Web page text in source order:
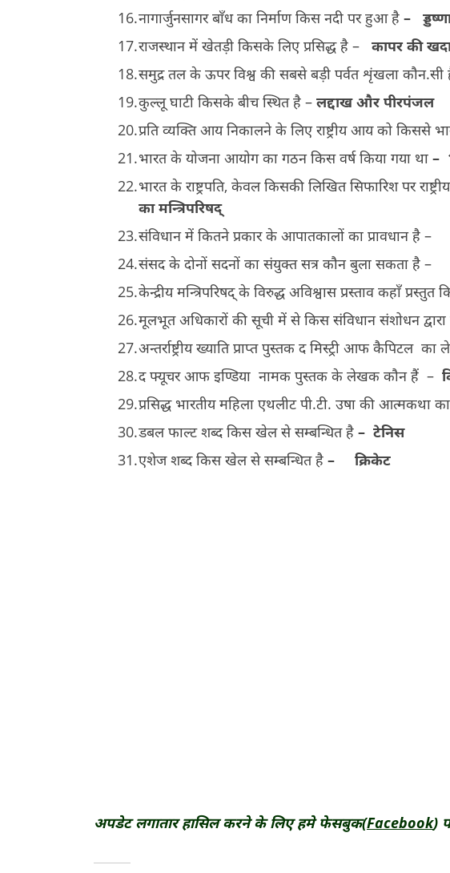
नागार्जुनसागर बाँध का निर्माण किस नदी पर हुआ है –
राजस्थान में खेतड़ी किसके लिए प्रसिद्ध है –
कापर की
समुद्र तल के ऊपर विश्व की सबसे बड़ी पर्वत शृंखला कौन.सी
कुल्लू घाटी किसके बीच स्थित है – लद्दाख और पीरपंजल
प्रति व्यक्ति आय निकालने के लिए राष्ट्रीय आय को किससे
भारत के योजना आयोग का गठन किस वर्ष किया गया था –
भारत के राष्ट्रपति, केवल किसकी लिखित सिफारिश पर
का मन्त्रिपरिषद्
संविधान में कितने प्रकार के आपातकालों का प्रावधान है –
संसद के दोनों सदनों का संयुक्त सत्र कौन बुला सकता है –
केन्द्रीय मन्त्रिपरिषद् के विरुद्ध अविश्वास प्रस्ताव कहाँ
मूलभूत अधिकारों की सूची में से किस संविधान संशोधन
अन्तर्राष्ट्रीय ख्याति प्राप्त पुस्तक द मिस्ट्री आफ कैपिटल
द फ्यूचर आफ इण्डिया नामक पुस्तक के लेखक कौन हैं –
प्रसिद्ध भारतीय महिला एथलीट पी.टी. उषा की आत्मकथा
डबल फाल्ट शब्द किस खेल से सम्बन्धित है – टेनिस
एशेज शब्द किस खेल से सम्बन्धित है – क्रिकेट
अपडेट लगातार हासिल करने के लिए हमे फेसबुक(Facebook)